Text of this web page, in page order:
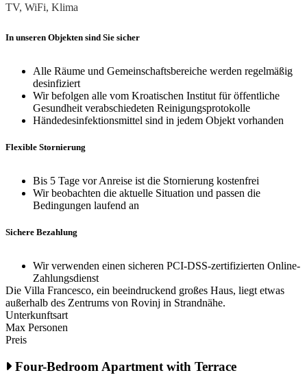
TV, WiFi, Klima
In unseren Objekten sind Sie sicher
Alle Räume und Gemeinschaftsbereiche werden regelmäßig
desinfiziert
Wir befolgen alle vom Kroatischen Institut für öffentliche
Gesundheit verabschiedeten Reinigungsprotokolle
Händedesinfektionsmittel sind in jedem Objekt vorhanden
Flexible Stornierung
Bis 5 Tage vor Anreise ist die Stornierung kostenfrei
Wir beobachten die aktuelle Situation und passen die
Bedingungen laufend an
Sichere Bezahlung
Wir verwenden einen sicheren PCI-DSS-zertifizierten Online-
Zahlungsdienst
Die Villa Francesco, ein beeindruckend großes Haus, liegt etwas
außerhalb des Zentrums von Rovinj in Strandnähe.
Unterkunftsart
Max Personen
Preis
Four-Bedroom Apartment with Terrace